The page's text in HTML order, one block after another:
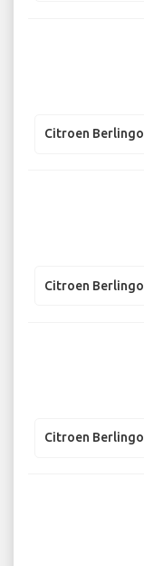
Citroen Berlingo
Citroen Berlingo
Citroen Berlingo